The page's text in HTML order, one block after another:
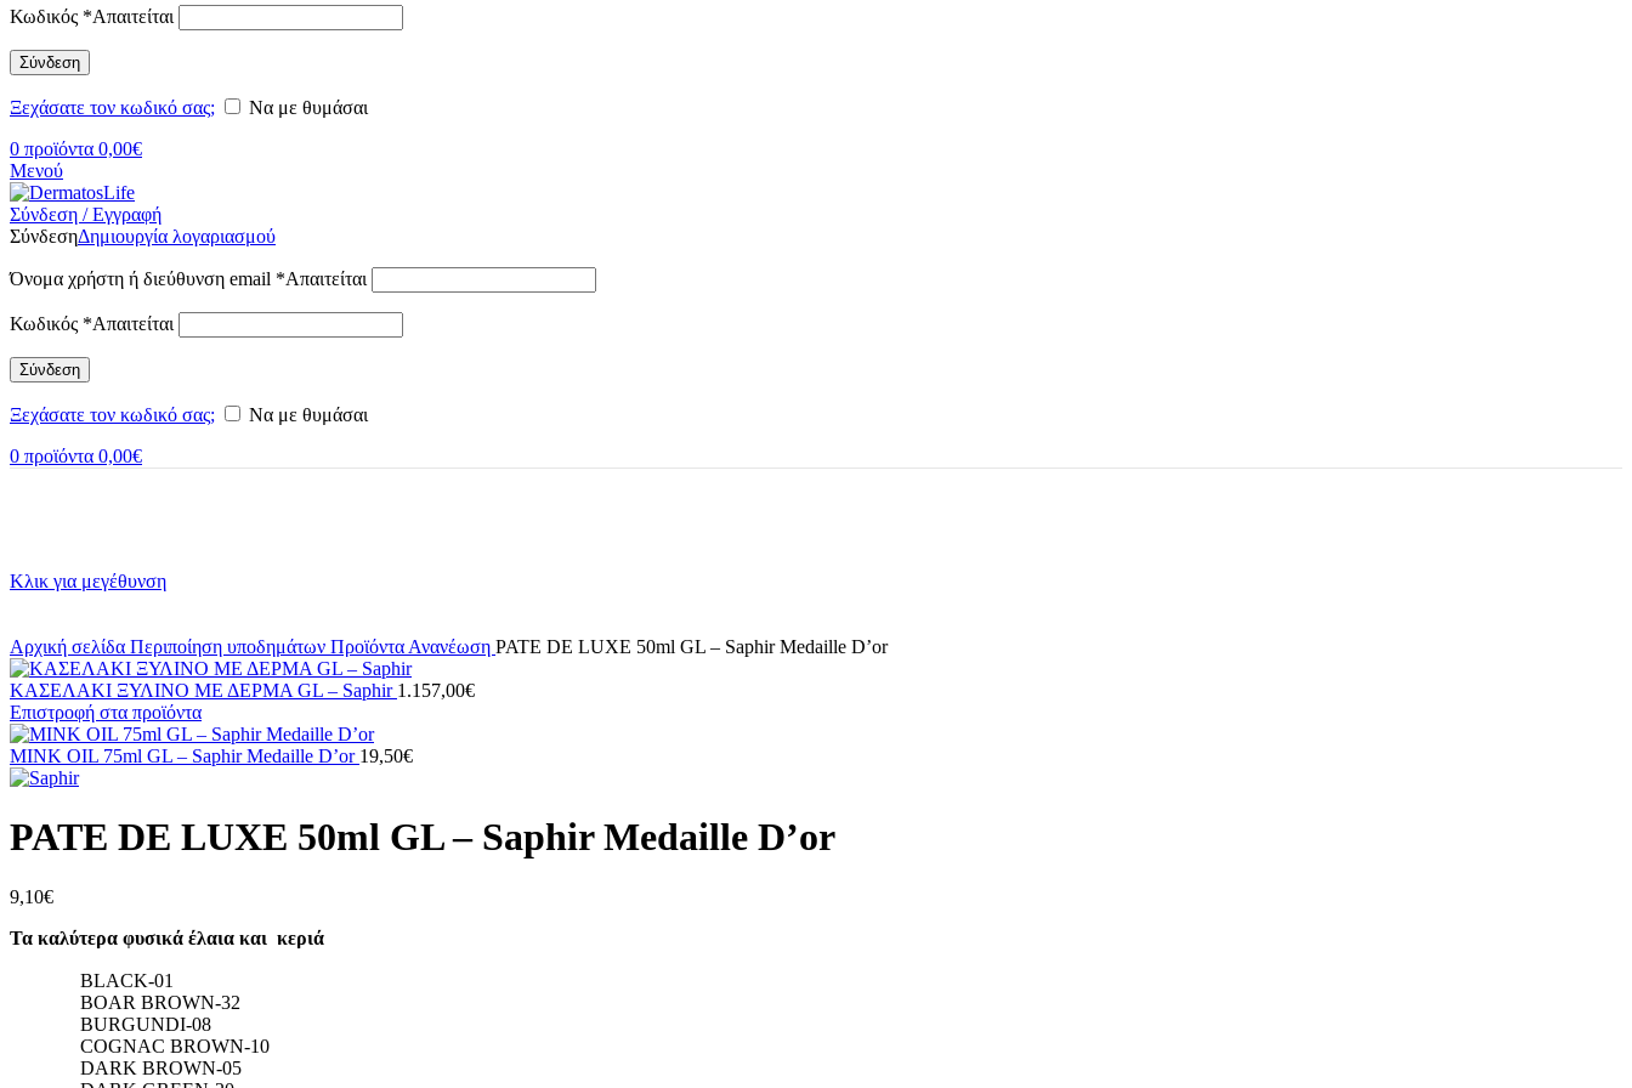
Κωδικός *Απαιτείται
Σύνδεση
Ξεχάσατε τον κωδικό σας;
Να με θυμάσαι
0 προϊόντα 0,00€
Μενού
Σύνδεση / Εγγραφή
ΣύνδεσηΔημιουργία λογαριασμού
Όνομα χρήστη ή διεύθυνση email *Απαιτείται
Κωδικός *Απαιτείται
Σύνδεση
Ξεχάσατε τον κωδικό σας;
Να με θυμάσαι
0 προϊόντα 0,00€
Κλικ για μεγέθυνση
Αρχική σελίδα Περιποίηση υποδημάτων Προϊόντα Ανανέωση PATE DE LUXE 50ml GL – Saphir Medaille D’or
ΚΑΣΕΛΑΚΙ ΞΥΛΙΝΟ ΜΕ ΔΕΡΜΑ GL – Saphir 1.157,00€
Επιστροφή στα προϊόντα
MINK OIL 75ml GL – Saphir Medaille D’or 19,50€
PATE DE LUXE 50ml GL – Saphir Medaille D’or
9,10€
Τα καλύτερα φυσικά έλαια και κεριά
BLACK-01
BOAR BROWN-32
BURGUNDI-08
COGNAC BROWN-10
DARK BROWN-05